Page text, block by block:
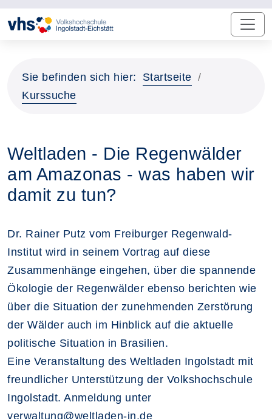
Sie befinden sich hier:
Startseite
Kurssuche
Weltladen - Die Regenwälder
am Amazonas - was haben wir
damit zu tun?
Dr. Rainer Putz vom Freiburger Regenwald-
Institut wird in seinem Vortrag auf diese
Zusammenhänge eingehen, über die spannende
Ökologie der Regenwälder ebenso berichten wie
über die Situation der zunehmenden Zerstörung
der Wälder auch im Hinblick auf die aktuelle
politische Situation in Brasilien.
Eine Veranstaltung des Weltladen Ingolstadt mit
freundlicher Unterstützung der Volkshochschule
Ingolstadt. Anmeldung unter
verwaltung@weltladen-in.de